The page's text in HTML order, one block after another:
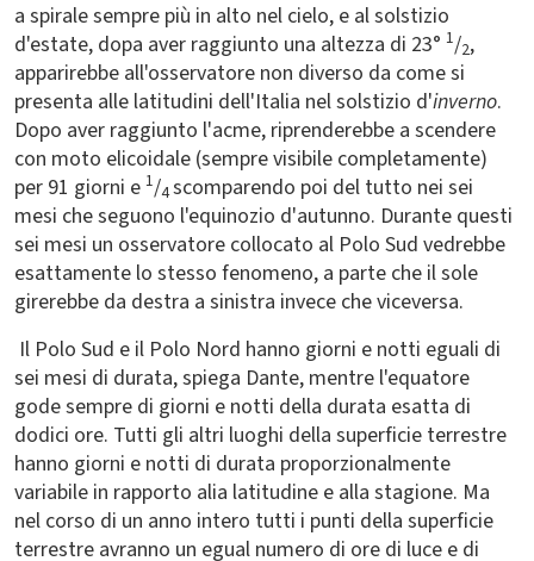
a spirale sempre più in alto nel cielo, e al solstizio
d'estate, dopa aver raggiunto una altezza di 23° 1/2,
apparirebbe all'osservatore non diverso da come si
presenta alle latitudini dell'Italia nel solstizio d'inverno.
Dopo aver raggiunto l'acme, riprenderebbe a scendere
con moto elicoidale (sempre visibile completamente)
per 91 giorni e 1/4scomparendo poi del tutto nei sei
mesi che seguono l'equinozio d'autunno. Durante questi
sei mesi un osservatore collocato al Polo Sud vedrebbe
esattamente lo stesso fenomeno, a parte che il sole
girerebbe da destra a sinistra invece che viceversa.
Il Polo Sud e il Polo Nord hanno giorni e notti eguali di
sei mesi di durata, spiega Dante, mentre l'equatore
gode sempre di giorni e notti della durata esatta di
dodici ore. Tutti gli altri luoghi della superficie terrestre
hanno giorni e notti di durata proporzionalmente
variabile in rapporto alia latitudine e alla stagione. Ma
nel corso di un anno intero tutti i punti della superficie
terrestre avranno un egual numero di ore di luce e di